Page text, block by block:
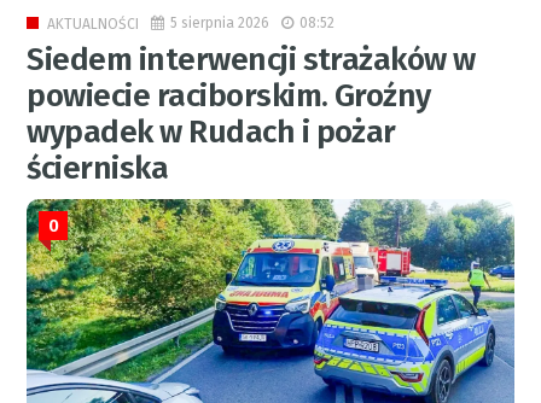
AKTUALNOŚCI 5 sierpnia 2026 08:52
Siedem interwencji strażaków w
powiecie raciborskim. Groźny
wypadek w Rudach i pożar
ścierniska
0